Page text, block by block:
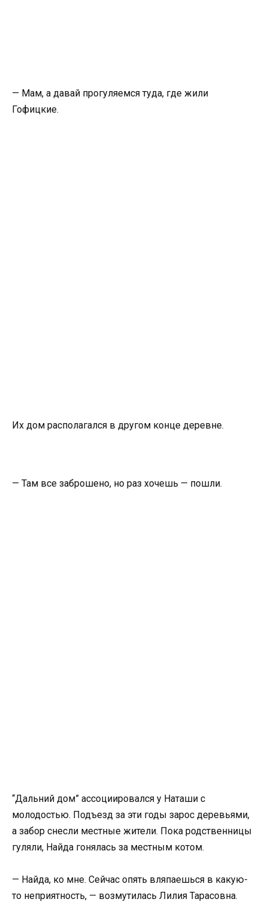
— Мам, а давай прогуляемся туда, где жили
Гофицкие.
Их дом располагался в другом конце деревне.
— Там все заброшено, но раз хочешь — пошли.
“Дальний дом” ассоциировался у Наташи с
молодостью. Подъезд за эти годы зарос деревьями,
а забор снесли местные жители. Пока родственницы
гуляли, Найда гонялась за местным котом.
— Найда, ко мне. Сейчас опять вляпаешься в какую-
то неприятность, — возмутилась Лилия Тарасовна.